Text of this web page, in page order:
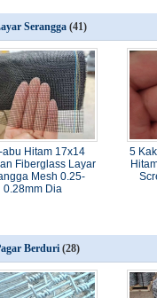
Serangga (41)
abu Hitam 17x14
Fiberglass Layar
Mesh 0.25-
0.28mm Dia
5
Berduri (28)